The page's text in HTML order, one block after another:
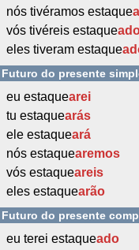
nós tivéramos estaque
vós tivéreis estaque
eles tiveram estaque
Futuro do presente
eu estaquearei
tu estaquearás
ele estaqueará
nós estaquearemos
vós estaqueareis
eles estaquearão
Futuro do presente
eu terei estaqueado